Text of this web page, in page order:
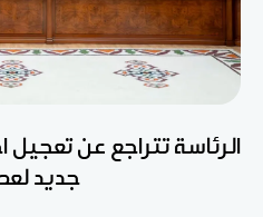
الرئاسة تتراجع عن
جديد